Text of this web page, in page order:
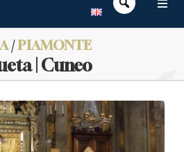
/PIAMONTE
| Cuneo